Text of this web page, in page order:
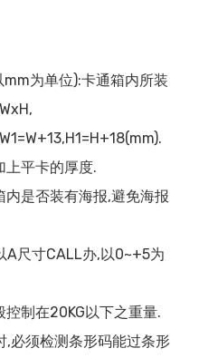
为单位):卡通箱内所装
上平卡的厚度.
是否装有海报,避免海报
A尺寸CALL办,以0~+5为
制在20KG以下之重量.
必须检测条形码能过条形